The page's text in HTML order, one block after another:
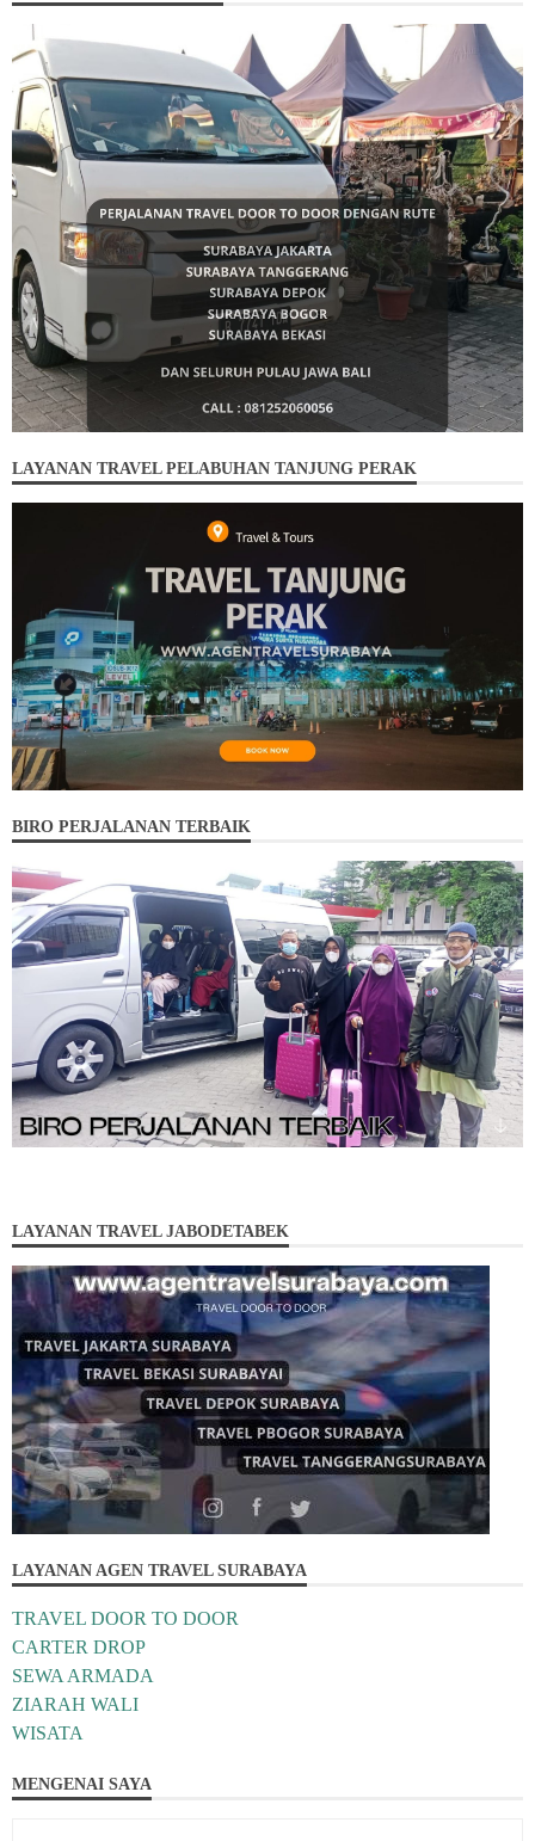
LAYANAN TRAVEL PELABUHAN TANJUNG PERAK
BIRO PERJALANAN TERBAIK
LAYANAN TRAVEL JABODETABEK
LAYANAN AGEN TRAVEL SURABAYA
TRAVEL DOOR TO DOOR
CARTER DROP
SEWA ARMADA
ZIARAH WALI
WISATA
MENGENAI SAYA